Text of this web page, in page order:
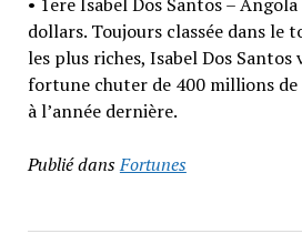
• 1ere Isabel Dos Santos –
dollars. Toujours classée dans le
les plus riches, Isabel Dos
fortune chuter de 400 millions
à l’année dernière.
Publié dansFortunes